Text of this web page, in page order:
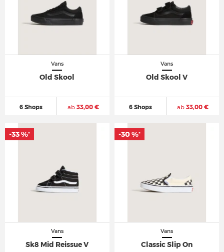
Vans
Old Skool
6 Shops ab33,00 €
Vans
Old Skool V
6 Shops ab 33,00 €
Vans
Sk8 Mid Reissue V
-33 %*
Vans
Classic Slip On
-30 %*